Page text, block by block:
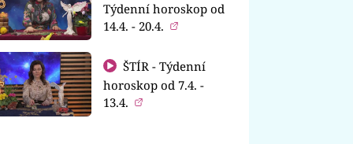
Týdenní horoskop od
14.4. - 20.4.
ŠTÍR - Týdenní
horoskop od 7.4. -
13.4.